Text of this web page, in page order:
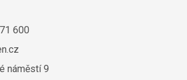
600
náměstí 9